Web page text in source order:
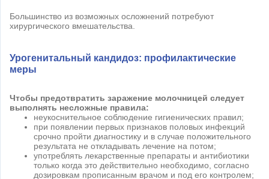
Большинство из возможных осложнений потребуют
хирургического вмешательства.
Урогенитальный кандидоз: профилактические
меры
Чтобы предотвратить заражение молочницей следует
выполнять несложные правила:
неукоснительное соблюдение гигиенических правил;
при появлении первых признаков половых инфекций
срочно пройти диагностику и в случае положительного
результата не откладывать лечение на потом;
употреблять лекарственные препараты и антибиотики
только когда это действительно необходимо, согласно
дозировкам прописанным врачом и под его контролем;